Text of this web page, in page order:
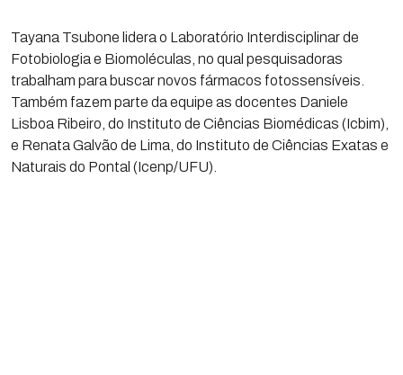
Tayana Tsubone lidera o Laboratório Interdisciplinar de
Fotobiologia e Biomoléculas, no qual pesquisadoras
trabalham para buscar novos fármacos fotossensíveis.
Também fazem parte da equipe as docentes Daniele
Lisboa Ribeiro, do Instituto de Ciências Biomédicas (Icbim),
e Renata Galvão de Lima, do Instituto de Ciências Exatas e
Naturais do Pontal (Icenp/UFU).